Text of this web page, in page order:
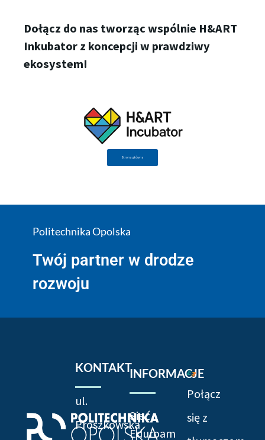
Dołącz do nas tworząc wspólnie H&ART
Inkubator z koncepcji w prawdziwy
ekosystem!
Strona główna
Politechnika Opolska
Twój partner w drodze
rozwoju
KONTAKT
ul.
Prószkowska
INFORMACJE
Sieć
Eduroam
Połącz
się z